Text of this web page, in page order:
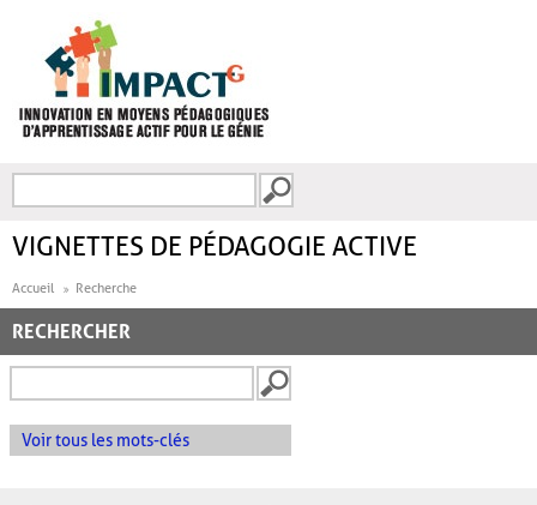
FORMULAIRE DE
VIGNETTES DE PÉDAGOGIE ACTIVE
Accueil Recherche
RECHERCHER
Voir tous les mots-clés